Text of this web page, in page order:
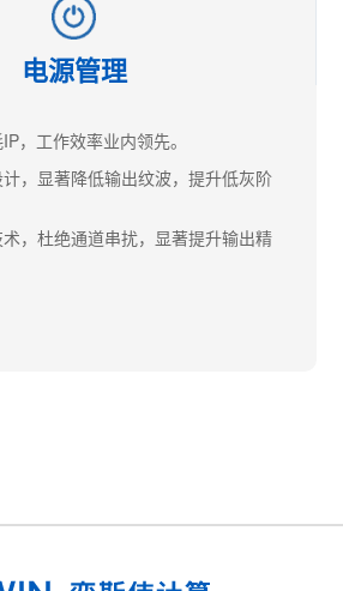
电源管理
，工作效率业内领先。
，显著降低输出纹波，提升低灰阶
，杜绝通道串扰，显著提升输出精